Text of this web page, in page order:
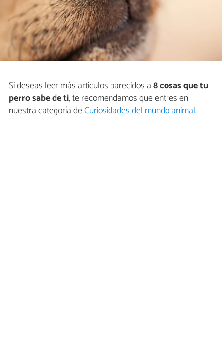
Si deseas leer más artículos parecidos a8 cosas que tu
perro sabe de ti, te recomendamos que entres en
nuestra categoría deCuriosidades del mundo animal.